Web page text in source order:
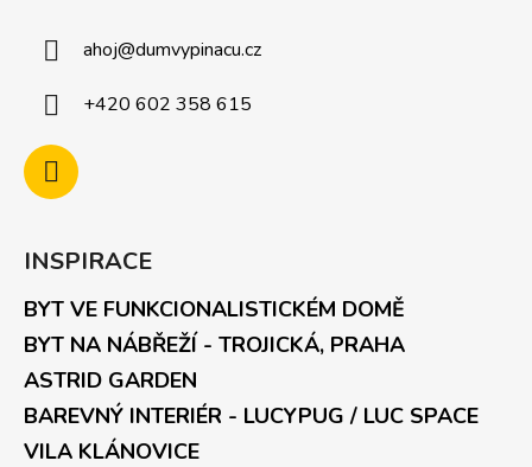
ahoj@dumvypinacu.cz
+420 602 358 615
INSPIRACE
BYT VE FUNKCIONALISTICKÉM DOMĚ
BYT NA NÁBŘEŽÍ - TROJICKÁ, PRAHA
ASTRID GARDEN
BAREVNÝ INTERIÉR - LUCYPUG / LUC SPACE
VILA KLÁNOVICE